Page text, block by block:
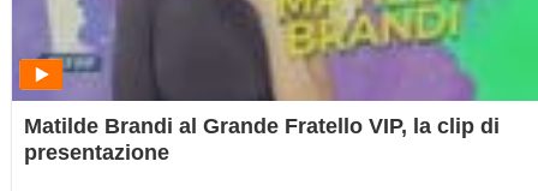
Matilde Brandi al Grande Fratello VIP, la clip di
presentazione